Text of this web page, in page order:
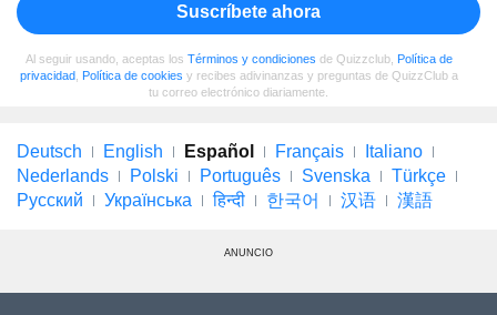
Suscríbete ahora
Al seguir usando, aceptas los Términos y condiciones de Quizzclub, Política de
privacidad, Política de cookies y recibes adivinanzas y preguntas de QuizzClub a
tu correo electrónico diariamente.
Deutsch English Español Français
Italiano
Nederlands
Polski Português Svenska
Türkçe
Русский
Українська हिन्दी 한국어 汉语 漢語
ANUNCIO